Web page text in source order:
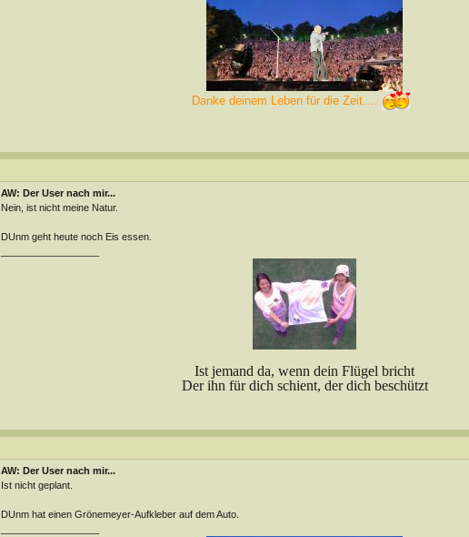
Danke deinem Leben für die Zeit....
AW: Der User nach mir...
Nein, ist nicht meine Natur.
DUnm geht heute noch Eis essen.
Ist jemand da, wenn dein Flügel bricht
Der ihn für dich schient, der dich beschützt
AW: Der User nach mir...
Ist nicht geplant.
DUnm hat einen Grönemeyer-Aufkleber auf dem Auto.